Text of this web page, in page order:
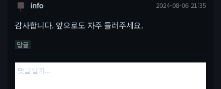
info 2024-08-06 21:35
감사합니다. 앞으로도 자주 들러주세요.
답글